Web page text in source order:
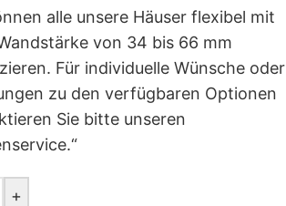
alle unsere Häuser flexibel mit
von 34 bis 66 mm
Für individuelle Wünsche oder
zu den verfügbaren Optionen
Sie bitte unseren
+